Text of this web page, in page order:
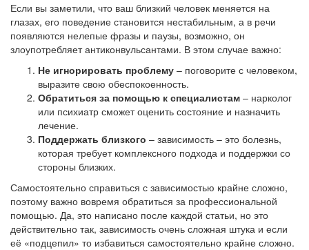
Если вы заметили, что ваш близкий человек меняется на
глазах, его поведение становится нестабильным, а в речи
появляются нелепые фразы и паузы, возможно, он
злоупотребляет антиконвульсантами. В этом случае важно:
Не игнорировать проблему – поговорите с человеком,
выразите свою обеспокоенность.
Обратиться за помощью к специалистам – нарколог
или психиатр сможет оценить состояние и назначить
лечение.
Поддержать близкого – зависимость – это болезнь,
которая требует комплексного подхода и поддержки со
стороны близких.
Самостоятельно справиться с зависимостью крайне сложно,
поэтому важно вовремя обратиться за профессиональной
помощью. Да, это написано после каждой статьи, но это
действительно так, зависимость очень сложная штука и если
её «подцепил» то избавиться самостоятельно крайне сложно.